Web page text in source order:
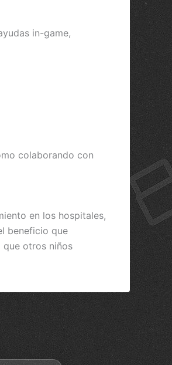
in-game,
colaborando con
en los hospitales,
beneficio que
que otros niños